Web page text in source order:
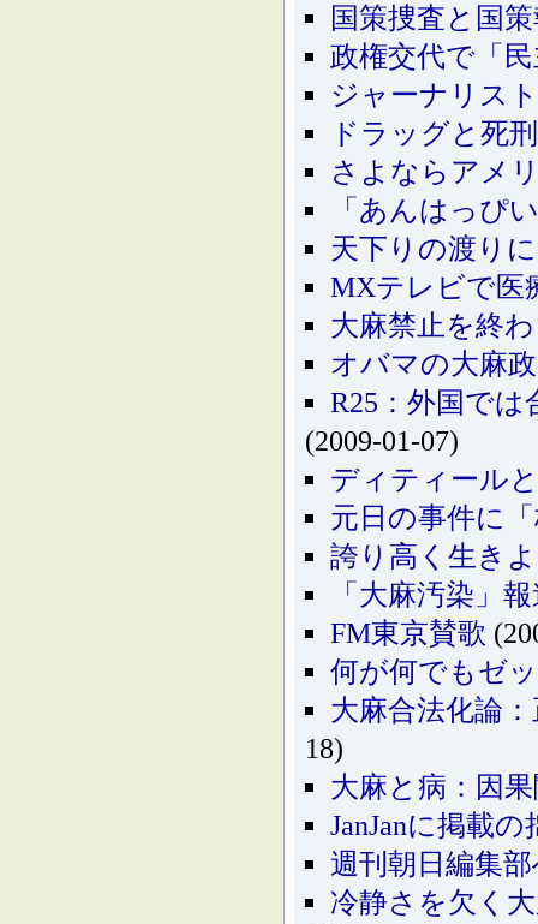
国策捜査と国
政権交代で「
ジャーナリス
ドラッグと死
さよならアメ
「あんはっぴ
天下りの渡り
MXテレビで医
大麻禁止を終
オバマの大麻
R25：外国で
(2009-01-07)
ディティール
元日の事件に
誇り高く生き
「大麻汚染」
FM東京賛歌
何が何でもゼ
大麻合法化論
18)
大麻と病：因
JanJanに掲載
週刊朝日編集
冷静さを欠く